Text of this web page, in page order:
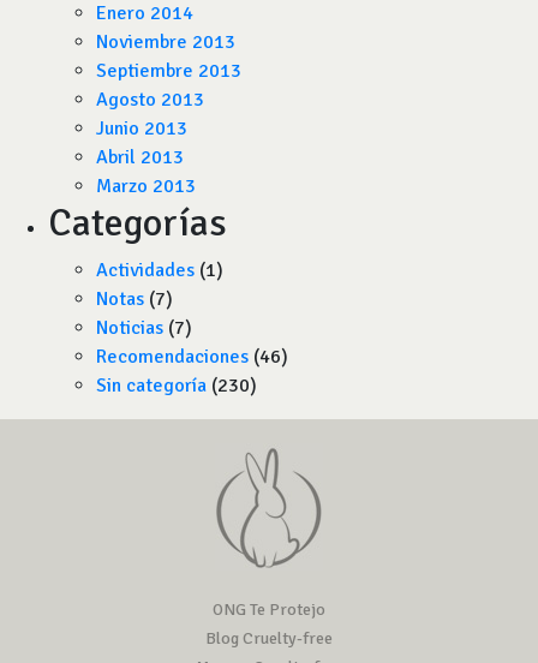
Enero 2014
Noviembre 2013
Septiembre 2013
Agosto 2013
Junio 2013
Abril 2013
Marzo 2013
Categorías
Actividades (1)
Notas (7)
Noticias (7)
Recomendaciones (46)
Sin categoría (230)
ONG Te Protejo
Blog Cruelty-free